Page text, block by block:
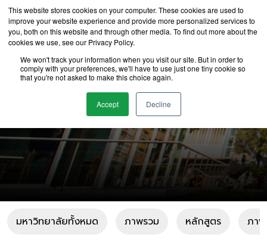
This website stores cookies on your computer. These cookies are used to
improve your website experience and provide more personalized services to
you, both on this website and through other media. To find out more about the
cookies we use, see our Privacy Policy.
We won't track your information when you visit our site. But in order to
comply with your preferences, we'll have to use just one tiny cookie so
that you're not asked to make this choice again.
Accept Decline
UNSW Sydney
มหาวิทยาลัยทั้งหมด ภาพรวม หลักสูตร ภาพ